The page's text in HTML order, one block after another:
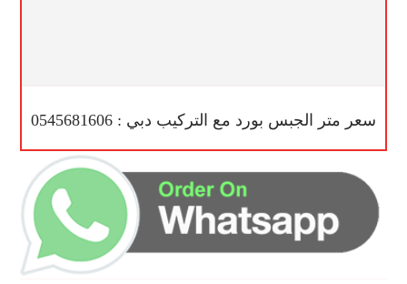
سعر متر الجبس بورد مع التركيب دبي : 0545681606